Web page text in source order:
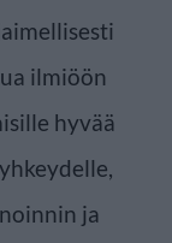
ilmiöön
hyvää
ja